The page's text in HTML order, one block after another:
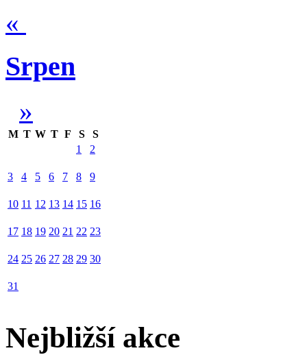
«
Srpen
»
M T W T F S
S
1
2
3 4 5 6 7 8 9
10 11 12 13 14 15 16
17 18 19 20 21 22 23
24 25 26 27 28 29 30
31
Nejbližší akce